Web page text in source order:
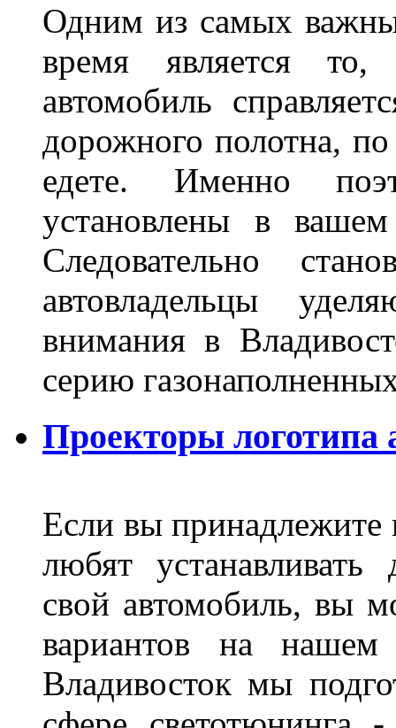
Одним из самых
время является то,
автомобиль
дорожного полотна,
едете. Именно
установлены в
Следовательно
автовладельцы
внимания в
серию
Проекторы логотипа
Если вы принадлежите
любят устанавливать
свой автомобиль, вы
вариантов на
Владивосток мы